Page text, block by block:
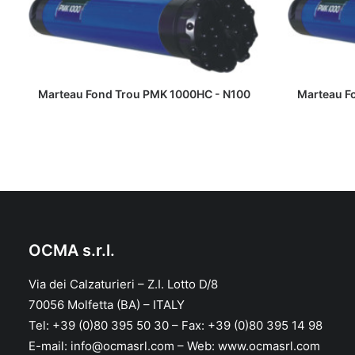
LIRE LA SUITE
Marteau Fond Trou PMK 1000HC - N100 Marteau
OCMA s.r.l.
Via dei Calzaturieri – Z.I. Lotto D/8
70056 Molfetta (BA) – ITALY
Tel: +39 (0)80 395 50 30 – Fax: +39 (0)80 395 14 98
E-mail: info@ocmasrl.com – Web: www.ocmasrl.com